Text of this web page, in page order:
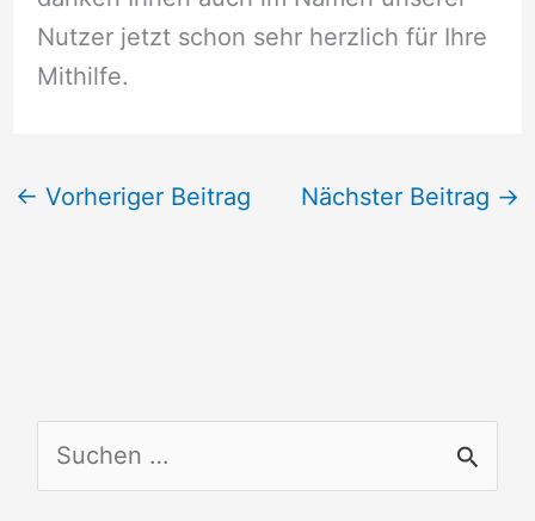
Nutzer jetzt schon sehr herzlich für Ihre
Mithilfe.
← Vorheriger Beitrag Nächster Beitrag →
u